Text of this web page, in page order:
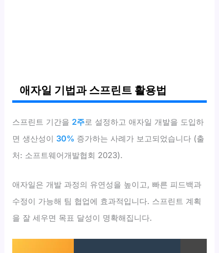
애자일 기법과 스프린트 활용법
스프린트 기간을 2주로 설정하고 애자일 개발을 도입하
면 생산성이 30% 증가하는 사례가 보고되었습니다 (출
처: 소프트웨어개발협회 2023).
애자일은 개발 과정의 유연성을 높이고, 빠른 피드백과
수정이 가능해 팀 협업에 효과적입니다. 스프린트 계획
을 잘 세우면 목표 달성이 명확해집니다.